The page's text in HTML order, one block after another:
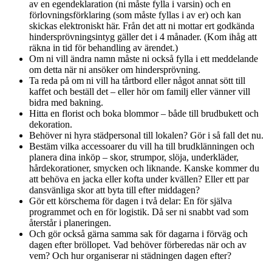
av en egendeklaration (ni måste fylla i varsin) och en
förlovningsförklaring (som måste fyllas i av er) och kan
skickas elektroniskt här. Från det att ni mottar ert godkända
hindersprövningsintyg gäller det i 4 månader. (Kom ihåg att
räkna in tid för behandling av ärendet.)
Om ni vill ändra namn måste ni också fylla i ett meddelande
om detta när ni ansöker om hindersprövning.
Ta reda på om ni vill ha tårtbord eller något annat sött till
kaffet och beställ det – eller hör om familj eller vänner vill
bidra med bakning.
Hitta en florist och boka blommor – både till brudbukett och
dekoration.
Behöver ni hyra städpersonal till lokalen? Gör i så fall det nu.
Bestäm vilka accessoarer du vill ha till brudklänningen och
planera dina inköp – skor, strumpor, slöja, underkläder,
hårdekorationer, smycken och liknande. Kanske kommer du
att behöva en jacka eller kofta under kvällen? Eller ett par
dansvänliga skor att byta till efter middagen?
Gör ett körschema för dagen i två delar: En för själva
programmet och en för logistik. Då ser ni snabbt vad som
återstår i planeringen.
Och gör också gärna samma sak för dagarna i förväg och
dagen efter bröllopet. Vad behöver förberedas när och av
vem? Och hur organiserar ni städningen dagen efter?